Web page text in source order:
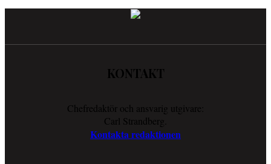
KONTAKT
Chefredaktör och ansvarig utgivare:
Carl Strandberg.
Kontakta redaktionen